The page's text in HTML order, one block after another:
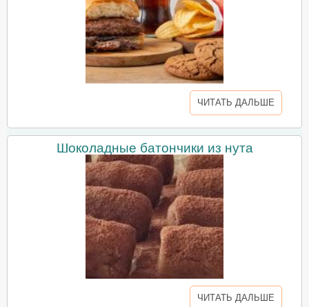
ЧИТАТЬ ДАЛЬШЕ
Шоколадные батончики из нута
ЧИТАТЬ ДАЛЬШЕ